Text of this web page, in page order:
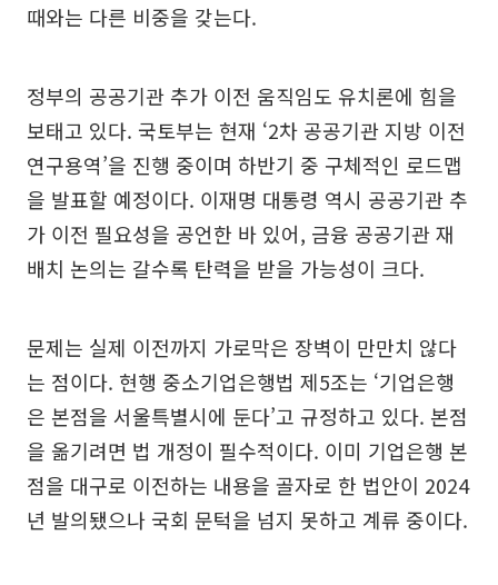
때와는 다른 비중을 갖는다.
정부의 공공기관 추가 이전 움직임도 유치론에 힘을
보태고 있다. 국토부는 현재 ‘2차 공공기관 지방 이전
연구용역’을 진행 중이며 하반기 중 구체적인 로드맵
을 발표할 예정이다. 이재명 대통령 역시 공공기관 추
가 이전 필요성을 공언한 바 있어, 금융 공공기관 재
배치 논의는 갈수록 탄력을 받을 가능성이 크다.
문제는 실제 이전까지 가로막은 장벽이 만만치 않다
는 점이다. 현행 중소기업은행법 제5조는 ‘기업은행
은 본점을 서울특별시에 둔다’고 규정하고 있다. 본점
을 옮기려면 법 개정이 필수적이다. 이미 기업은행 본
점을 대구로 이전하는 내용을 골자로 한 법안이 2024
년 발의됐으나 국회 문턱을 넘지 못하고 계류 중이다.